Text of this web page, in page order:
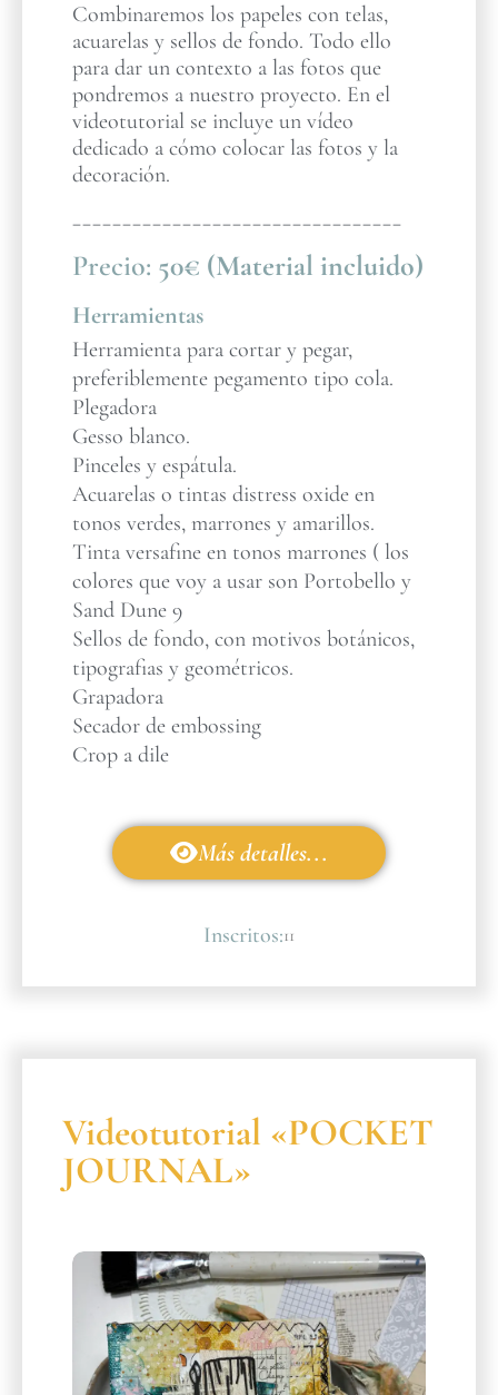
Combinaremos los papeles con telas,
acuarelas y sellos de fondo. Todo ello
para dar un contexto a las fotos que
pondremos a nuestro proyecto. En el
videotutorial se incluye un vídeo
dedicado a cómo colocar las fotos y la
decoración.
_________________________________
Precio: 50€ (Material incluido)
Herramientas
Herramienta para cortar y pegar,
preferiblemente pegamento tipo cola.
Plegadora
Gesso blanco.
Pinceles y espátula.
Acuarelas o tintas distress oxide en
tonos verdes, marrones y amarillos.
Tinta versafine en tonos marrones ( los
colores que voy a usar son Portobello y
Sand Dune 9
Sellos de fondo, con motivos botánicos,
tipografias y geométricos.
Grapadora
Secador de embossing
Crop a dile
Más detalles...
Inscritos:11
Videotutorial «POCKET
JOURNAL»